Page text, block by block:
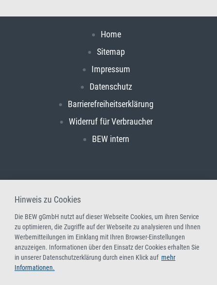
Home
Sitemap
Impressum
Datenschutz
Barrierefreiheitserklärung
Widerruf für Verbraucher
BEW intern
Hinweis zu Cookies
Die BEW gGmbH nutzt auf dieser Webseite Cookies, um ihren Service
zu optimieren, die Zugriffe auf der Webseite zu analysieren und Ihnen
Werbemitteilungen im Einklang mit Ihren Browser-Einstellungen
anzuzeigen. Informationen über den Einsatz der Cookies erhalten Sie
in unserer Datenschutzerklärung durch einen Klick auf mehr
Informationen.